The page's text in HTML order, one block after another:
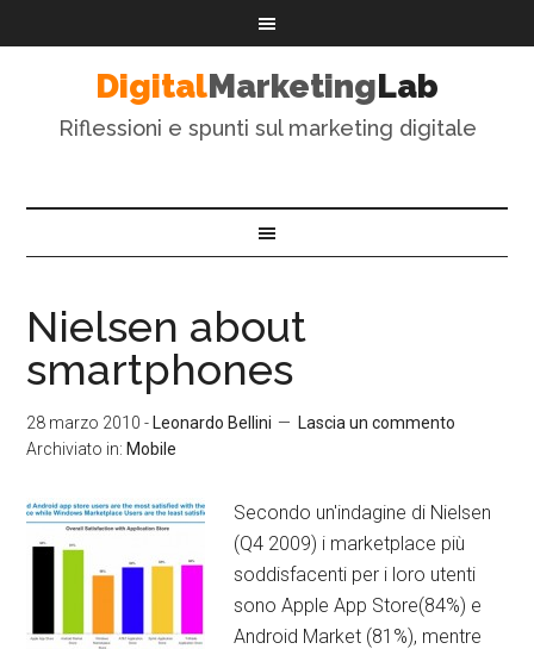
DigitalMarketingLab
Riflessioni e spunti sul marketing digitale
Nielsen about
smartphones
28 marzo 2010 - Leonardo Bellini
Lascia un commento
Archiviato in: Mobile
Secondo un'indagine di Nielsen
(Q4 2009) i marketplace più
soddisfacenti per i loro utenti
sono Apple App Store(84%) e
Android Market (81%), mentre